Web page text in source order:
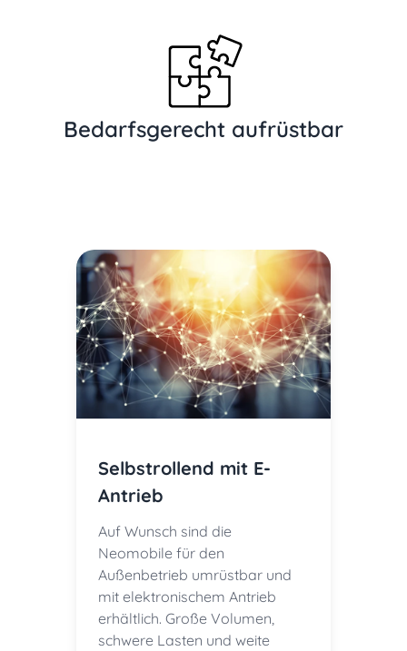
Bedarfsgerecht aufrüstbar
Selbstrollend mit E-
Antrieb
Auf Wunsch sind die
Neomobile für den
Außenbetrieb umrüstbar und
mit elektronischem Antrieb
erhältlich. Große Volumen,
schwere Lasten und weite